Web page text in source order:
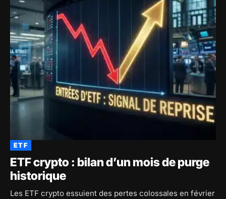
ETF
ETF crypto : bilan d’un mois de purge
historique
Les ETF crypto essuient des pertes colossales en février